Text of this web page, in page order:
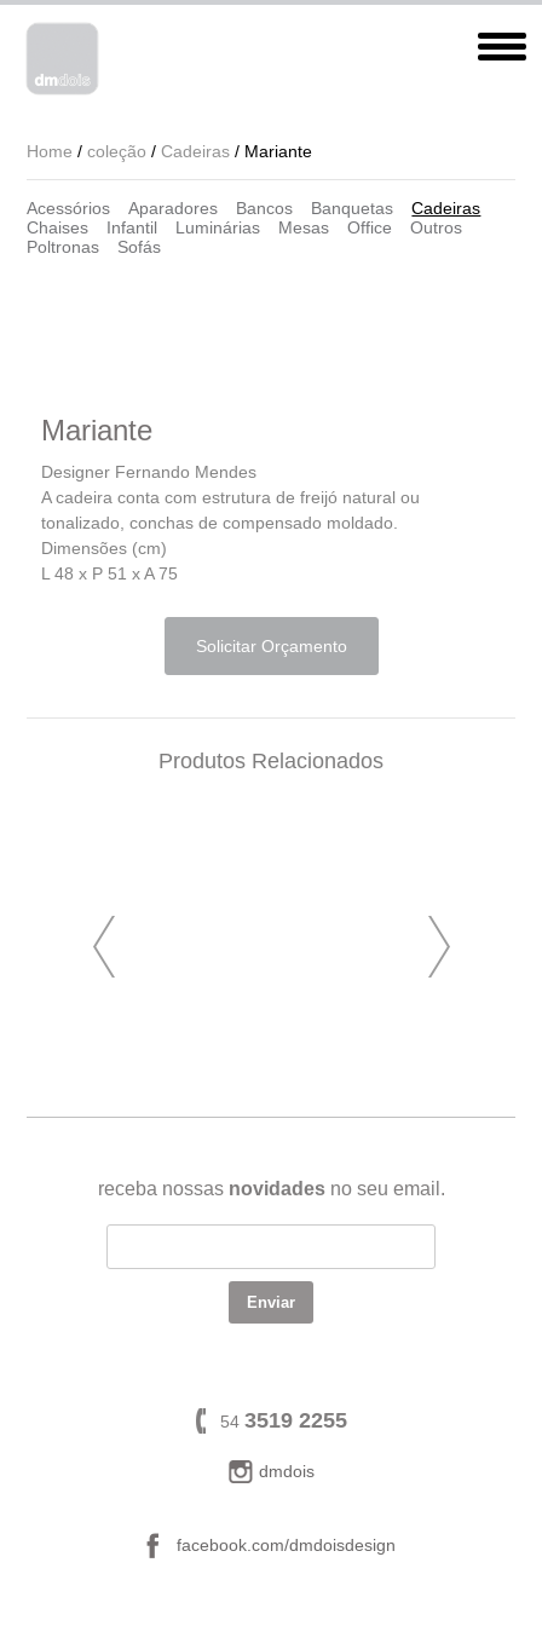
Home /coleção /Cadeiras / Mariante
Acessórios Aparadores Bancos Banquetas
Cadeiras
Chaises
Infantil Luminárias Mesas Office
Outros
Poltronas
Sofás
Mariante
Designer Fernando Mendes
A cadeira conta com estrutura de freijó natural ou
tonalizado, conchas de compensado moldado.
Dimensões (cm)
L 48 x P 51 x A 75
Solicitar Orçamento
Produtos Relacionados
receba nossas novidadesno seu email.
54 3519 2255
facebook.com/dmdoisdesign
dmdois